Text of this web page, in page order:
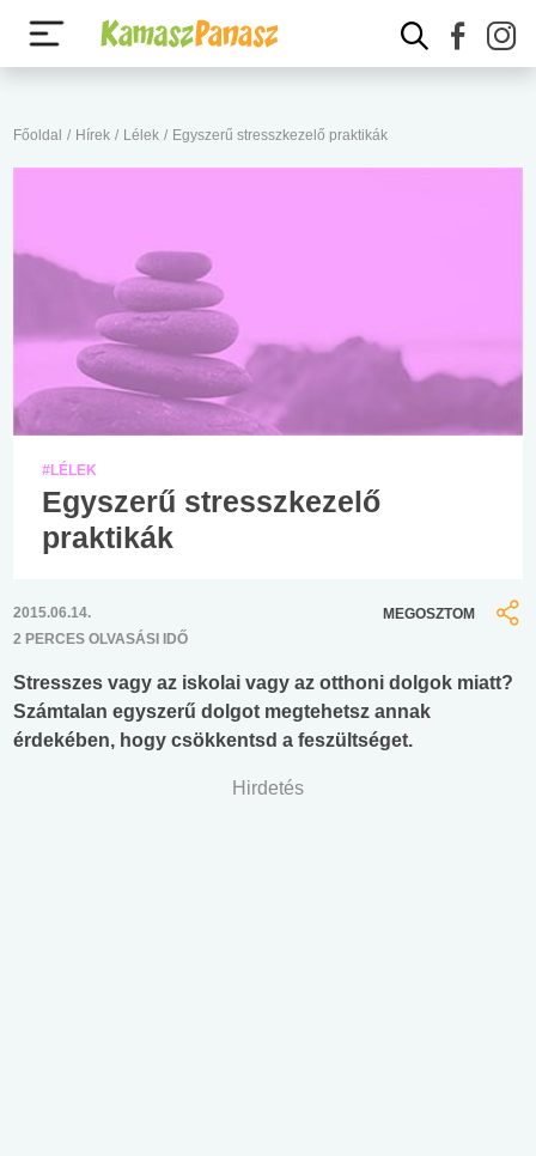
Főoldal / Hírek / Lélek / Egyszerű stresszkezelő praktikák
#LÉLEK
Egyszerű stresszkezelő
praktikák
2015.06.14.
2 PERCES OLVASÁSI IDŐ
MEGOSZTOM
Stresszes vagy az iskolai vagy az otthoni dolgok miatt?
Számtalan egyszerű dolgot megtehetsz annak
érdekében, hogy csökkentsd a feszültséget.
Hirdetés